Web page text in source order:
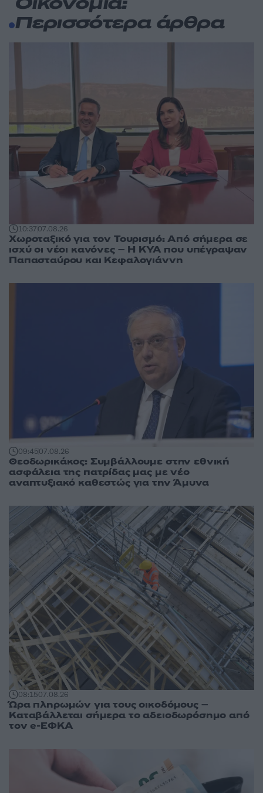
Οικονομία:
Περισσότερα άρθρα
10:3707.08.26
Χωροταξικό για τον Τουρισμό: Από σήμερα σε
ισχύ οι νέοι κανόνες – Η ΚΥΑ που υπέγραψαν
Παπασταύρου και Κεφαλογιάννη
09:4507.08.26
Θεοδωρικάκος: Συμβάλλουμε στην εθνική
ασφάλεια της πατρίδας μας με νέο
αναπτυξιακό καθεστώς για την Άμυνα
08:1507.08.26
Ώρα πληρωμών για τους οικοδόμους –
Καταβάλλεται σήμερα το αδειοδωρόσημο από
τον e-ΕΦΚΑ